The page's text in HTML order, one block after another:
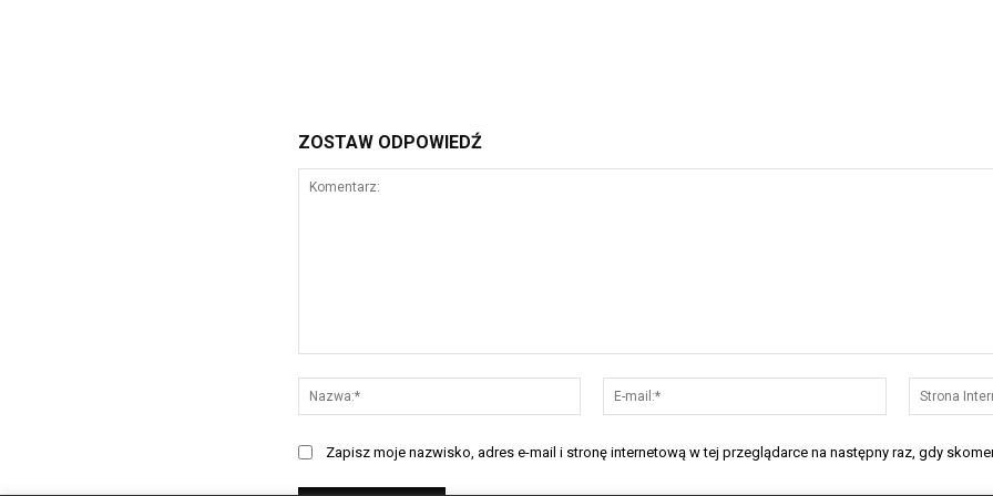
ZOSTAW ODPOWIEDŹ
Nazwa:*
mail:*
Zapisz moje nazwisko, adres e-mail i stronę internetową w tej przeglądarce na następny raz, gdy